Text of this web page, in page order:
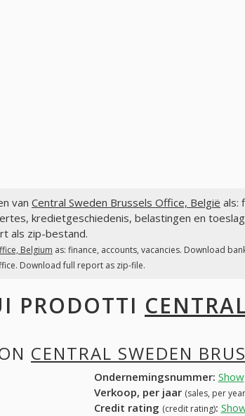
van Central Sweden Brussels Office, België als:
kredietgeschiedenis, belastingen en
als zip-bestand.
Belgium as: finance, accounts, vacancies. Download
Download full report as zip-file.
PRODOTTI
CENTRAL SWEDEN
Ondernemingsnummer: Show
Verkoop, per jaar (sales, per
Credit rating (credit rating):